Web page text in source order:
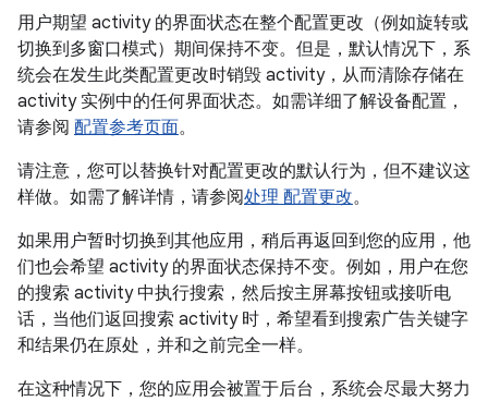
用户期望 activity 的界面状态在整个配置更改（例如旋转或
切换到多窗口模式）期间保持不变。但是，默认情况下，系
统会在发生此类配置更改时销毁 activity，从而清除存储在
activity 实例中的任何界面状态。如需详细了解设备配置，
请参阅 配置参考页面。
请注意，您可以替换针对配置更改的默认行为，但不建议这
样做。如需了解详情，请参阅处理 配置更改。
如果用户暂时切换到其他应用，稍后再返回到您的应用，他
们也会希望 activity 的界面状态保持不变。例如，用户在您
的搜索 activity 中执行搜索，然后按主屏幕按钮或接听电
话，当他们返回搜索 activity 时，希望看到搜索广告关键字
和结果仍在原处，并和之前完全一样。
在这种情况下，您的应用会被置于后台，系统会尽最大努力